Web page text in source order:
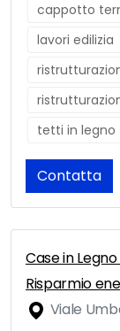
cappotto
lavori edilizia
tetti in legno
Contatta
Case in
Risparmio
Viale